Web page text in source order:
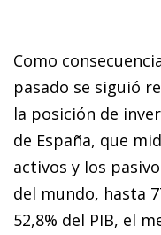
Como
pasado se siguió
la posición de
de España, que
activos y los
del mundo, hasta
52,8% del PIB, el